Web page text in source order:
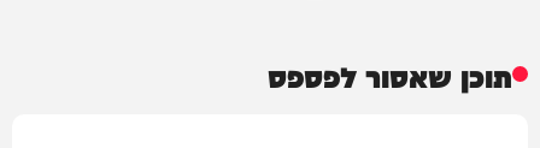
תוכן שאסור לפספס